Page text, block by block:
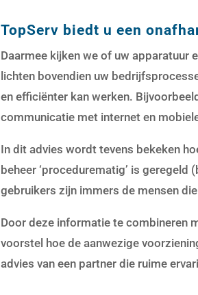
TopServ biedt u een
Daarmee kijken we of uw apparatuur
lichten bovendien uw
en efficiënter kan werken.
communicatie met internet en
In dit advies wordt tevens bekeken
beheer ‘procedurematig’ is
gebruikers zijn immers de mensen
Door deze informatie te combineren
voorstel hoe de aanwezige
advies van een partner die ruime